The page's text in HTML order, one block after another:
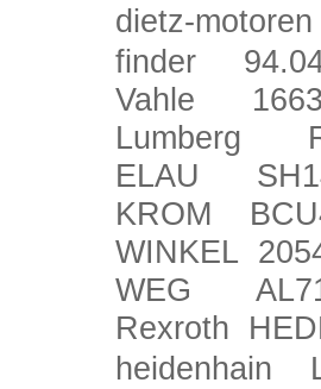
dietz-
finder
Vahle
Lumberg
ELAU
KROM
WINKEL
WEG
Rexroth
heidenhain